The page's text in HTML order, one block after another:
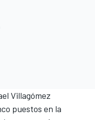
Villagómez
puestos en la